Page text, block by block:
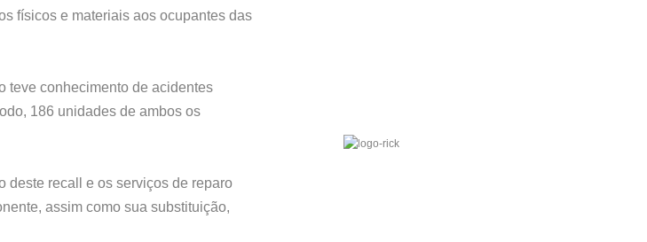
físicos e materiais aos ocupantes das
teve conhecimento de acidentes
186 unidades de ambos os
deste recall e os serviços de reparo
assim como sua substituição,